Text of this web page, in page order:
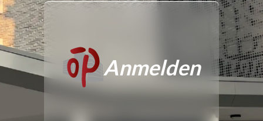
Anmelden